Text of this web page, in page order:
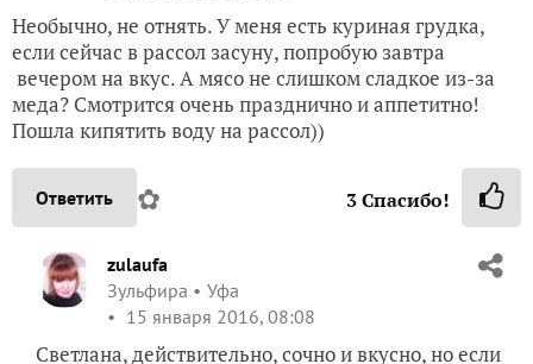
Необычно, не отнять. У меня есть куриная грудка,
если сейчас в рассол засуну, попробую завтра
вечером на вкус. А мясо не слишком сладкое из-за
меда? Смотрится очень празднично и аппетитно!
Пошла кипятить воду на рассол))
Ответить ✿ 3Спасибо!
zulaufa
Зульфира
Уфа
15 января 2016, 08:08
Светлана, действительно, сочно и вкусно, но если